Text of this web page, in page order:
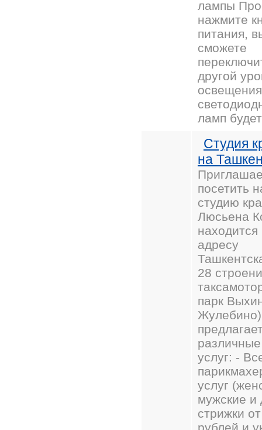
лампы
нажмите
питания,
сможете
другой
ламп
Студия
на
посетить
студию
Люсьена
находится
адресу
28
парк
услуг: -
услуг
мужские и
стрижки